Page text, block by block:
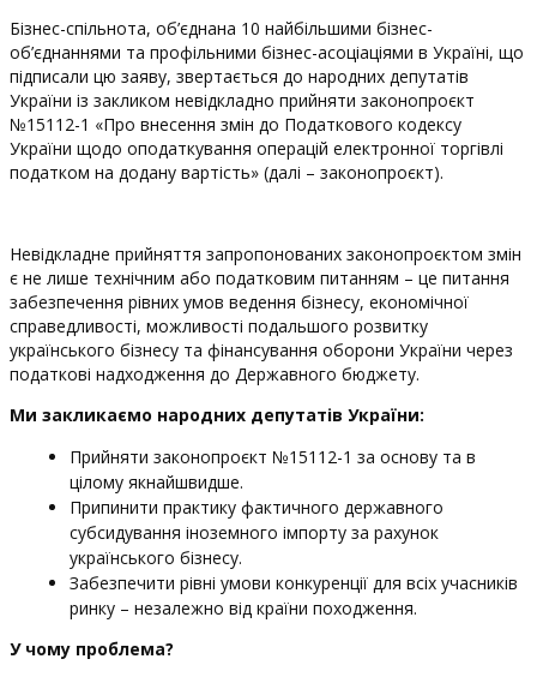
Бізнес-спільнота, об’єднана 10 найбільшими бізнес-
об’єднаннями та профільними бізнес-асоціаціями в Україні, що
підписали цю заяву, звертається до народних депутатів
України із закликом невідкладно прийняти законопроєкт
№15112-1 «Про внесення змін до Податкового кодексу
України щодо оподаткування операцій електронної торгівлі
податком на додану вартість» (далі – законопроєкт).
Невідкладне прийняття запропонованих законопроєктом змін
є не лише технічним або податковим питанням – це питання
забезпечення рівних умов ведення бізнесу, економічної
справедливості, можливості подальшого розвитку
українського бізнесу та фінансування оборони України через
податкові надходження до Державного бюджету.
Ми закликаємо народних депутатів України:
Прийняти законопроєкт №15112-1 за основу та в
цілому якнайшвидше.
Припинити практику фактичного державного
субсидування іноземного імпорту за рахунок
українського бізнесу.
Забезпечити рівні умови конкуренції для всіх учасників
ринку – незалежно від країни походження.
У чому проблема?